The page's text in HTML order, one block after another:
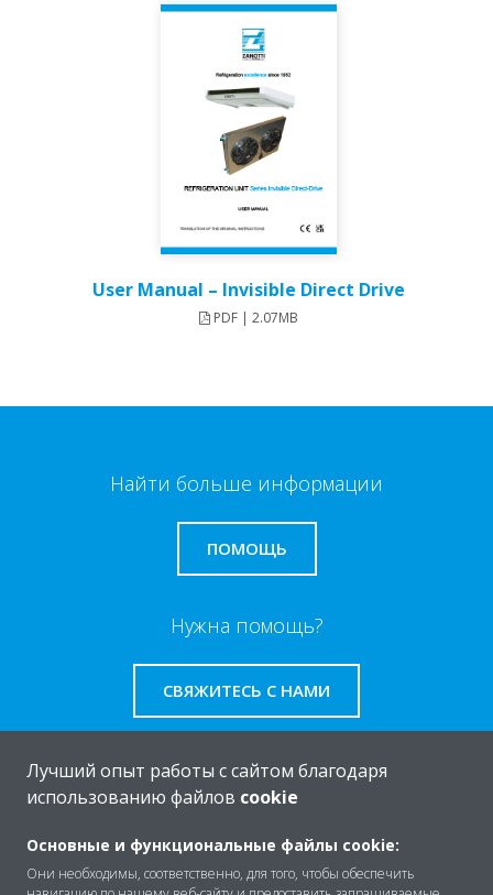
User Manual – Invisible Direct Drive​
PDF | 2.07MB
Найти больше информации
ПОМОЩЬ
Нужна помощь?
СВЯЖИТЕСЬ С НАМИ
Лучший опыт работы с сайтом благодаря
использованию файлов cookie
Основные и функциональные файлы cookie:
Они необходимы, соответственно, для того, чтобы обеспечить